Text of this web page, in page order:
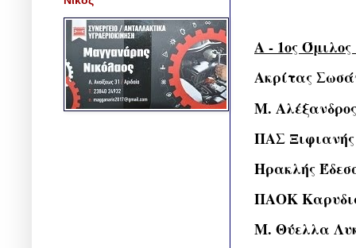
A - 1ος Όμιλος
Ακρίτας
Μ.
ΠΑΣ Ξιφιανής
Ηρακλής
ΠΑΟΚ
Μ. Θύελλα